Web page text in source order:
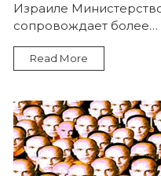
Израиле
сопровождает более…
Read More